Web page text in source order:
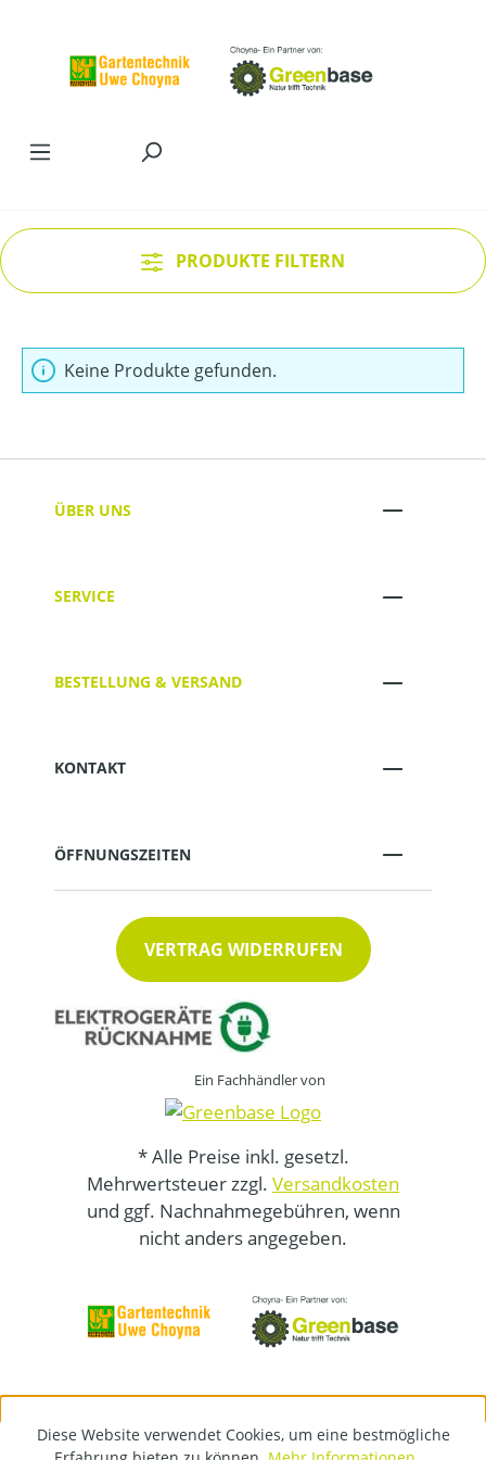
PRODUKTE FILTERN
Keine Produkte gefunden.
ÜBER UNS
SERVICE
BESTELLUNG & VERSAND
KONTAKT
ÖFFNUNGSZEITEN
VERTRAG WIDERRUFEN
Ein Fachhändler von
* Alle Preise inkl. gesetzl.
Mehrwertsteuer zzgl. Versandkosten
und ggf. Nachnahmegebühren, wenn
nicht anders angegeben.
Diese Website verwendet Cookies, um eine bestmögliche